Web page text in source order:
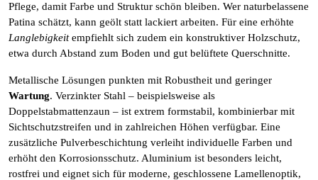
Pflege, damit Farbe und Struktur schön bleiben. Wer naturbelassene
Patina schätzt, kann geölt statt lackiert arbeiten. Für eine erhöhte
Langlebigkeitempfiehlt sich zudem ein konstruktiver Holzschutz,
etwa durch Abstand zum Boden und gut belüftete Querschnitte.
Metallische Lösungen punkten mit Robustheit und geringer
Wartung. Verzinkter Stahl – beispielsweise als
Doppelstabmattenzaun – ist extrem formstabil, kombinierbar mit
Sichtschutzstreifen und in zahlreichen Höhen verfügbar. Eine
zusätzliche Pulverbeschichtung verleiht individuelle Farben und
erhöht den Korrosionsschutz. Aluminium ist besonders leicht,
rostfrei und eignet sich für moderne, geschlossene Lamellenoptik,